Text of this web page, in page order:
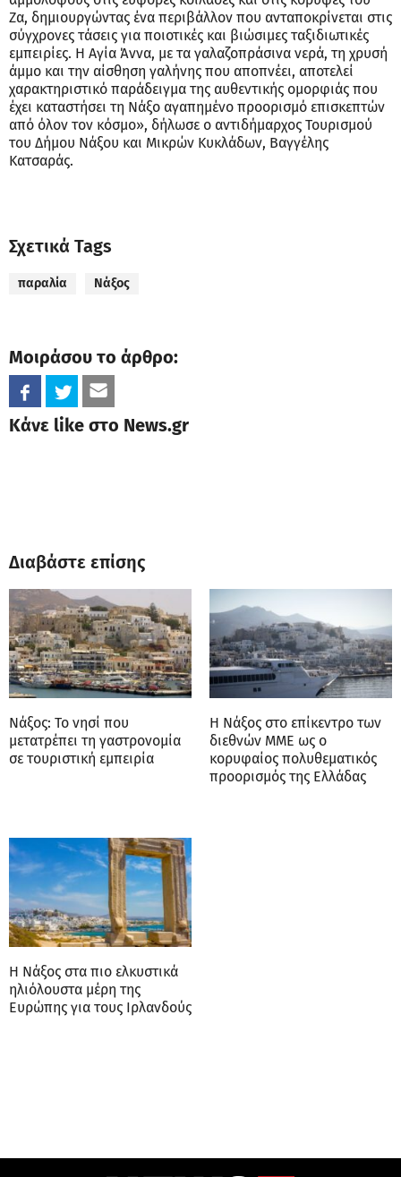
Ζα, δημιουργώντας ένα περιβάλλον που ανταποκρίνεται στις
σύγχρονες τάσεις για ποιοτικές και βιώσιμες ταξιδιωτικές
εμπειρίες. Η Αγία Άννα, με τα γαλαζοπράσινα νερά, τη χρυσή
άμμο και την αίσθηση γαλήνης που αποπνέει, αποτελεί
χαρακτηριστικό παράδειγμα της αυθεντικής ομορφιάς που
έχει καταστήσει τη Νάξο αγαπημένο προορισμό επισκεπτών
από όλον τον κόσμο», δήλωσε ο αντιδήμαρχος Τουρισμού
του Δήμου Νάξου και Μικρών Κυκλάδων, Βαγγέλης
Κατσαράς.
Σχετικά Tags
παραλία Νάξος
Μοιράσου το άρθρο:
Κάνε like στο News.gr
Διαβάστε επίσης
Νάξος: Το νησί που
μετατρέπει τη γαστρονομία
σε τουριστική εμπειρία
Η Νάξος στο επίκεντρο των
διεθνών ΜΜΕ ως ο
κορυφαίος πολυθεματικός
προορισμός της Ελλάδας
Η Νάξος στα πιο ελκυστικά
ηλιόλουστα μέρη της
Ευρώπης για τους Ιρλανδούς